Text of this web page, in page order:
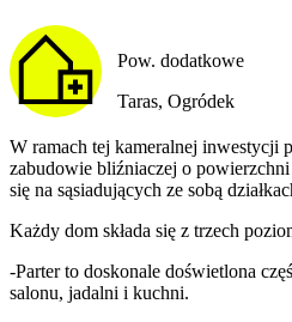
Pow. dodatkowe
Taras, Ogródek
W ramach tej kameralnej inwestycji
zabudowie bliźniaczej o
się na sąsiadujących ze sobą
Każdy dom składa się z trzech
-Parter to doskonale doświetlona
salonu, jadalni i kuchni.